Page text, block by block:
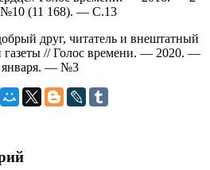
(11 168). — С.13
друг, читатель и внештатный
газеты // Голос времени. — 2020. —
января. — №3